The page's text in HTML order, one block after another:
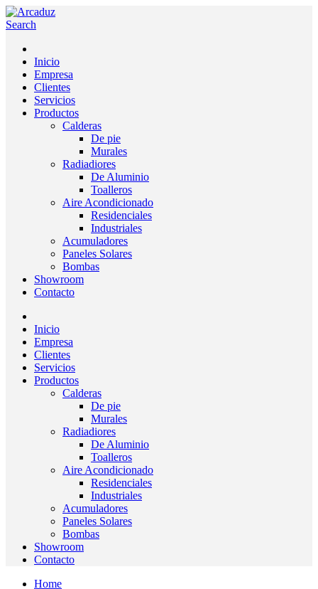
Search
Inicio
Empresa
Clientes
Servicios
Productos
Calderas
De pie
Murales
Radiadiores
De Aluminio
Toalleros
Aire Acondicionado
Residenciales
Industriales
Acumuladores
Paneles Solares
Bombas
Showroom
Contacto
Inicio
Empresa
Clientes
Servicios
Productos
Calderas
De pie
Murales
Radiadiores
De Aluminio
Toalleros
Aire Acondicionado
Residenciales
Industriales
Acumuladores
Paneles Solares
Bombas
Showroom
Contacto
Home